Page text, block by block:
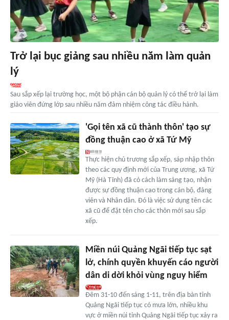
Trở lại bục giảng sau nhiều năm làm quản
lý
Sau sắp xếp lại trường học, một bộ phận cán bộ quản lý có thể trở lại làm
giáo viên đứng lớp sau nhiều năm đảm nhiệm công tác điều hành.
'Gọi tên xã cũ thành thôn' tạo sự
đồng thuận cao ở xã Tứ Mỹ
Thực hiện chủ trương sắp xếp, sáp nhập thôn
theo các quy định mới của Trung ương, xã Tứ
Mỹ (Hà Tĩnh) đã có cách làm sáng tạo, nhận
được sự đồng thuận cao trong cán bộ, đảng
viên và Nhân dân. Đó là việc sử dụng tên các
xã cũ để đặt tên cho các thôn mới sau sắp
xếp.
Miền núi Quảng Ngãi tiếp tục sạt
lở, chính quyền khuyến cáo người
dân di dời khỏi vùng nguy hiểm
Đêm 31-10 đến sáng 1-11, trên địa bàn tỉnh
Quảng Ngãi tiếp tục có mưa lớn, nhiều khu
vực ở miền núi tỉnh Quảng Ngãi tiếp tục xảy ra